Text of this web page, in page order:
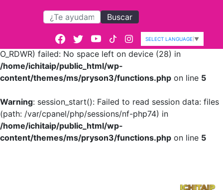
: session_start():
php74/sess_82b12e5498d8569af697ca8642f77cc3,
O_RDWR) failed: No space left on device (28) in
/home/ichitaip/public_html/wp-
content/themes/ms/pryson3/functions.php on line 5
Warning: session_start(): Failed to read session data: files
(path: /var/cpanel/php/sessions/nf-php74) in
/home/ichitaip/public_html/wp-
content/themes/ms/pryson3/functions.php on line 5
Buscar
SELECT LANGUAGE ▼